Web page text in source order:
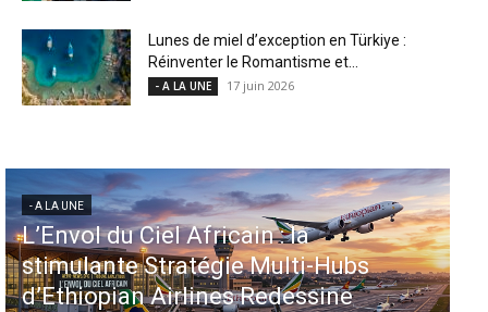
Lunes de miel d’exception en Türkiye :
Réinventer le Romantisme et...
- A LA UNE 17 juin 2026
- A LA UNE
Aéroports US : les États-Unis
injectent 870 millions de dollars
dans 339 projets, Los Angeles et